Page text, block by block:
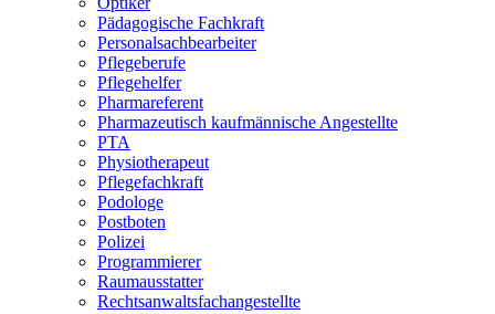
Pädagogische Fachkraft
Personalsachbearbeiter
Pflegeberufe
Pflegehelfer
Pharmareferent
Pharmazeutisch kaufmännische Angestellte
PTA
Physiotherapeut
Pflegefachkraft
Podologe
Postboten
Polizei
Programmierer
Raumausstatter
Rechtsanwaltsfachangestellte